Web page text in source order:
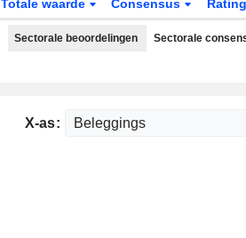
Totale waarde Consensus
Sectorale beoordelingen Sectorale
X-as: